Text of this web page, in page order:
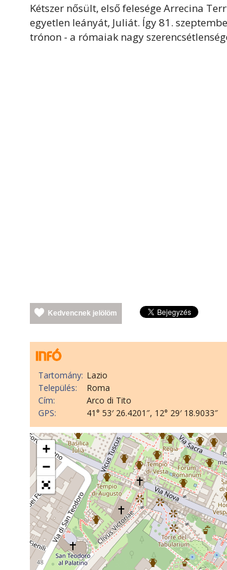
Kétszer nősült, első felesége Arrecina
egyetlen leányát, Juliát. Így 81.
trónon - a rómaiak nagy
Kedvencnek jelölöm
Tartomány: Lazio
Település:
Roma
Cím:
Arco di Tito
GPS:
41° 53′ 26.4201″, 12° 29′ 18.9033″
+
−